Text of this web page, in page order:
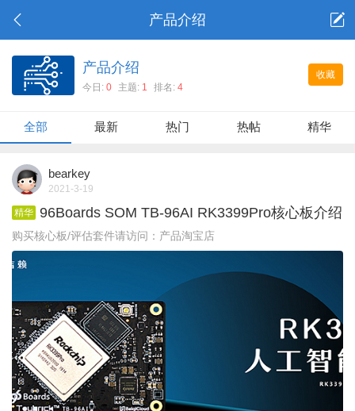
产品介绍
收藏
产品介绍
今日:0 主题: 1 排名:4
全部 最新 热门 热帖 精华
bearkey
2021-3-19
精华 96Boards SOM TB-96AI RK3399Pro核心板介绍
购买核心板/评估套件请访问：产品淘宝店